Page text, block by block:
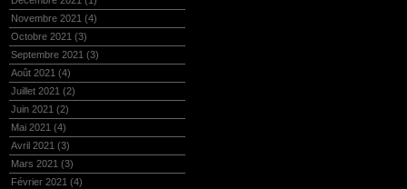
Novembre 2021 (4)
Octobre 2021 (3)
Septembre 2021 (3)
Août 2021 (4)
Juillet 2021 (2)
Juin 2021 (2)
Mai 2021 (4)
Avril 2021 (3)
Mars 2021 (3)
Février 2021 (4)